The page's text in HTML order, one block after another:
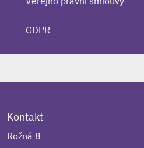
GDPR
Kontakt
Rožná 8